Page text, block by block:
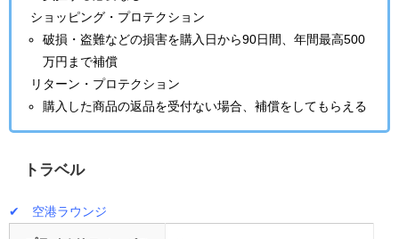
ショッピング・プロテクション
破損・盗難などの損害を購入日から90日間、年間最高500
万円まで補償
リターン・プロテクション
購入した商品の返品を受付ない場合、補償をしてもらえる
トラベル
✔ 空港ラウンジ